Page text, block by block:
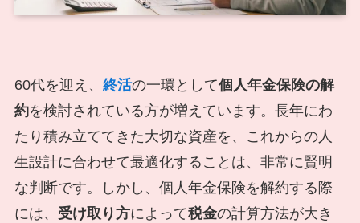
60代を迎え、 終活の一環として個人年金保険の解
約を検討されている方が増えています。長年にわ
たり積み立ててきた大切な資産を、これからの人
生設計に合わせて最適化することは、非常に賢明
な判断です。しかし、個人年金保険を解約する際
には、 受け取り方によって税金の計算方法が大き